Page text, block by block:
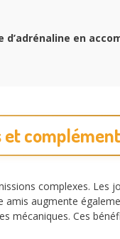
en
complexes. Les
augmente
mécaniques. Ces